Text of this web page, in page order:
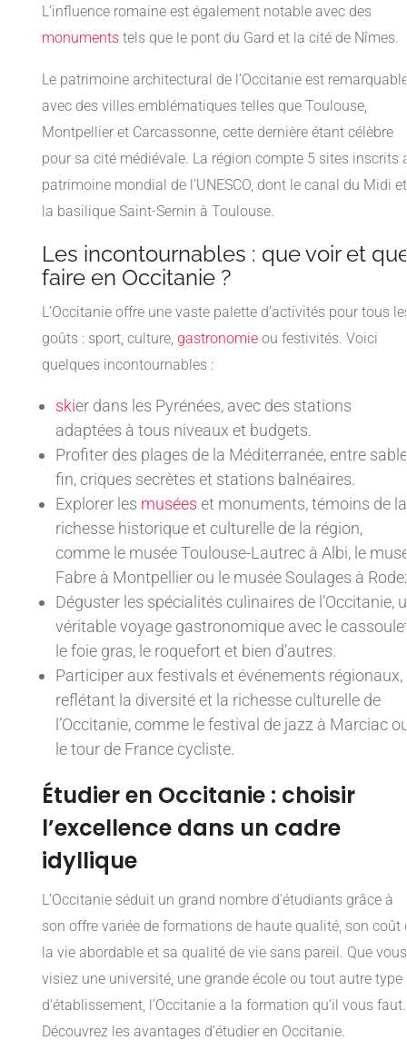
L’influence romaine est également notable avec des
monuments tels que le pont du Gard et la cité de Nîmes.
Le patrimoine architectural de l’Occitanie est
avec des villes emblématiques telles que Toulouse,
Montpellier et Carcassonne, cette dernière étant célèbre
pour sa cité médiévale. La région compte 5 sites inscrits
patrimoine mondial de l’UNESCO, dont le canal du Midi et
la basilique Saint-Sernin à Toulouse.
Les incontournables : que voir et
faire en Occitanie ?
L’Occitanie offre une vaste palette d’activités pour tous
goûts : sport, culture, gastronomie ou festivités. Voici
quelques incontournables :
skier dans les Pyrénées, avec des stations
adaptées à tous niveaux et budgets.
Profiter des plages de la Méditerranée, entre sable
fin, criques secrètes et stations balnéaires.
Explorer les musées et monuments, témoins de la
richesse historique et culturelle de la région,
comme le musée Toulouse-Lautrec à Albi, le
Fabre à Montpellier ou le musée Soulages à
Déguster les spécialités culinaires de l’Occitanie,
véritable voyage gastronomique avec le
le foie gras, le roquefort et bien d’autres.
Participer aux festivals et événements régionaux,
reflétant la diversité et la richesse culturelle de
l’Occitanie, comme le festival de jazz à Marciac
le tour de France cycliste.
Étudier en Occitanie : choisir
l’excellence dans un cadre
idyllique
L’Occitanie séduit un grand nombre d’étudiants grâce à
son offre variée de formations de haute qualité, son coût
la vie abordable et sa qualité de vie sans pareil. Que vous
visiez une université, une grande école ou tout autre type
d’établissement, l’Occitanie a la formation qu’il vous faut.
Découvrez les avantages d’étudier en Occitanie.